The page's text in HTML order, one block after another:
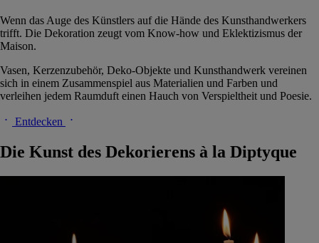
Wenn das Auge des Künstlers auf die Hände des Kunsthandwerkers
trifft. Die Dekoration zeugt vom Know-how und Eklektizismus der
Maison.
Vasen, Kerzenzubehör, Deko-Objekte und Kunsthandwerk vereinen
sich in einem Zusammenspiel aus Materialien und Farben und
verleihen jedem Raumduft einen Hauch von Verspieltheit und Poesie.
Entdecken
Die Kunst des Dekorierens à la Diptyque